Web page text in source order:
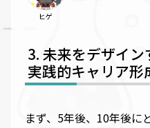
ヒゲ
未来をデザイ
実践的キャリア
まず、5年後、10年後に